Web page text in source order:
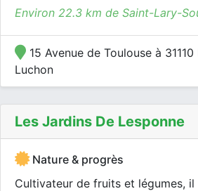
Environ 22.3 km de Saint-Lary-
15 Avenue de Toulouse à
Luchon
Les Jardins De Lesponne
Nature & progrès
Cultivateur de fruits et légumes,